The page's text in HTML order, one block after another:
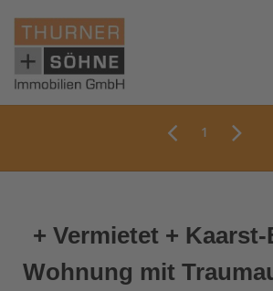
1
+ Vermietet +
Wohnung mit